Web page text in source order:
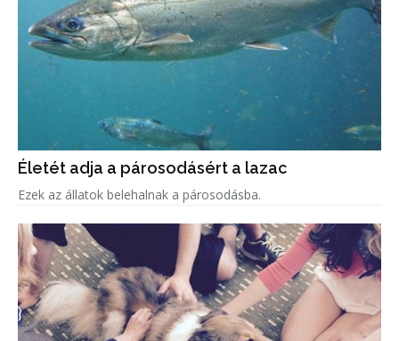
Életét adja a párosodásért a lazac
Ezek az állatok belehalnak a párosodásba.